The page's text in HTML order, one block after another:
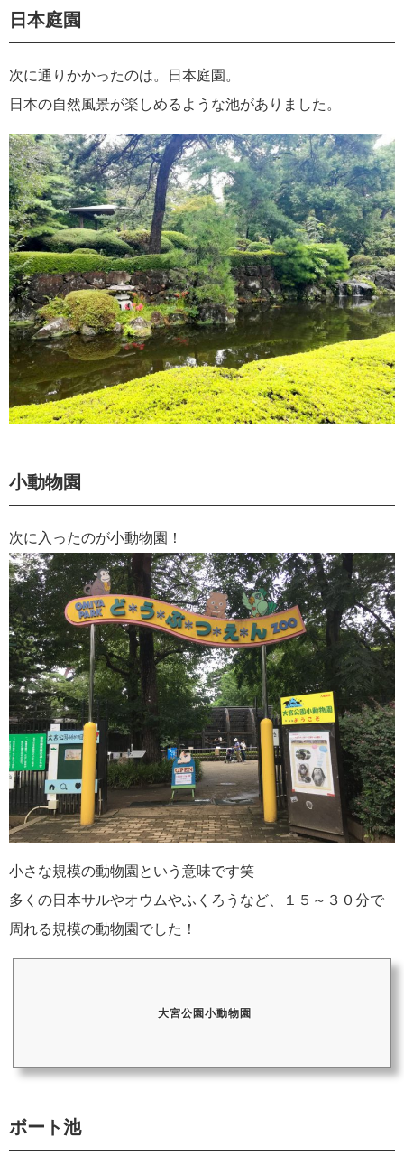
日本庭園
次に通りかかったのは。日本庭園。
日本の自然風景が楽しめるような池がありました。
小動物園
次に入ったのが小動物園！
小さな規模の動物園という意味です笑
多くの日本サルやオウムやふくろうなど、１５～３０分で
周れる規模の動物園でした！
大宮公園小動物園
ボート池